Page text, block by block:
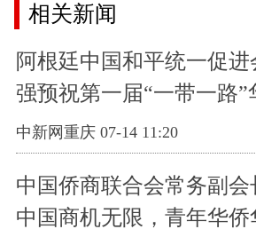
相关新闻
阿根廷中国和平统一促
强预祝第一届“一带一路”
作发展大会取得圆满成功
中新网重庆 07-14 11:20
中国侨商联合会常务副会
中国商机无限，青年华侨